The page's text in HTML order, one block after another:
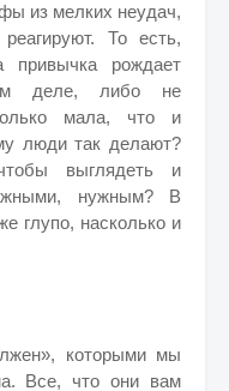
из мелких неудач,
То есть,
рождает
деле, либо не
мала, что и
люди так делают?
выглядеть и
нужным? В
глупо, насколько и
которыми мы
Все, что они вам